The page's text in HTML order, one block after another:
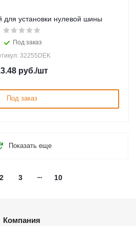
для установки нулевой шины
Под заказ
32255DEK
руб./шт
Под заказ
Показать еще
2 3 10
Компания